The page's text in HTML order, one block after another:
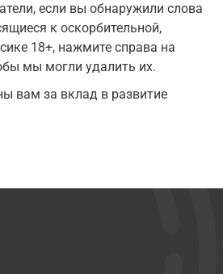
если вы обнаружили слова
к оскорбительной,
18+, нажмите справа на
мы могли удалить их.
вам за вклад в развитие